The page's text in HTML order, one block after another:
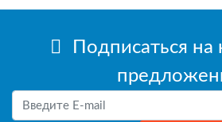
Подписаться на